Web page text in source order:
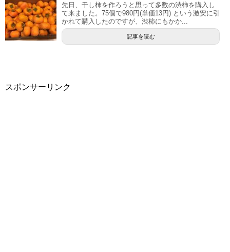
先日、干し柿を作ろうと思って多数の渋柿を購入し
て来ました。75個で980円(単価13円) という激安に引
かれて購入したのですが、渋柿にもかか...
記事を読む
スポンサーリンク